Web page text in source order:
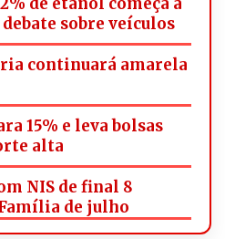
sobre veículos
continuará amarela
15% e leva bolsas
alta
NIS de final 8
de julho